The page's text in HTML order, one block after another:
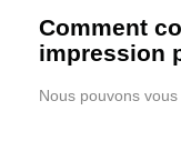
Comment
impression
Nous pouvons